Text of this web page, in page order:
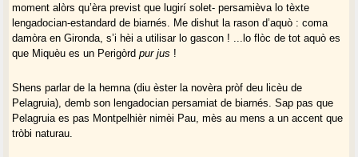
moment alòrs qu’èra previst que lugirí solet- persamièva lo tèxte
lengadocian-estandard de biarnés. Me dishut la rason d’aquò : coma
damòra en Gironda, s’i hèi a utilisar lo gascon ! ...lo flòc de tot aquò es
que Miquèu es un Perigòrdpur jus !
Shens parlar de la hemna (diu èster la novèra pròf deu licèu de
Pelagruia), demb son lengadocian persamiat de biarnés. Sap pas que
Pelagruia es pas Montpelhièr nimèi Pau, mès au mens a un accent que
tròbi naturau.